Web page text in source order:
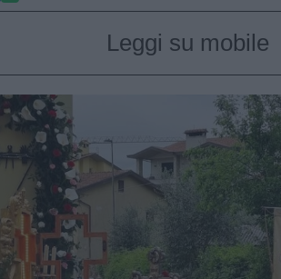
Leggi su mobile